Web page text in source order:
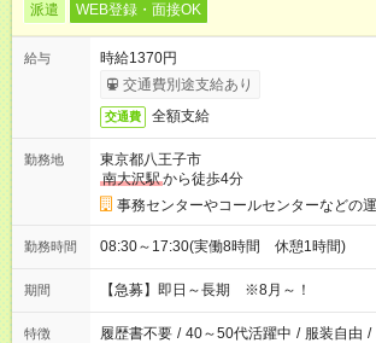
派遣 WEB登録・面接OK
給与
時給1370円
交通費別途支給あり
交通費 全額支給
勤務地
東京都八王子市
南大沢駅から徒歩4分
事務センターやコールセンターなどの
勤務時間 08:30～17:30(実働8時間 休憩1時間)
期間 【急募】即日～長期 ※8月～！
特徴 履歴書不要 / 40～50代活躍中 / 服装自由 /